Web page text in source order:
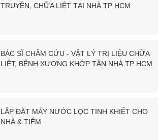
TRUYỀN, CHỮA LIỆT TẠI NHÀ TP HCM
BÁC SĨ CHÂM CỨU - VẬT LÝ TRỊ LIỆU CHỮA
LIỆT, BỆNH XƯƠNG KHỚP TẬN NHÀ TP HCM
LẮP ĐẶT MÁY NƯỚC LỌC TINH KHIẾT CHO
NHÀ & TIỆM